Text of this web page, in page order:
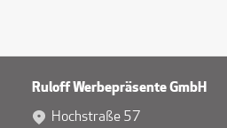
Ruloff Werbepräsente GmbH
Hochstraße 57